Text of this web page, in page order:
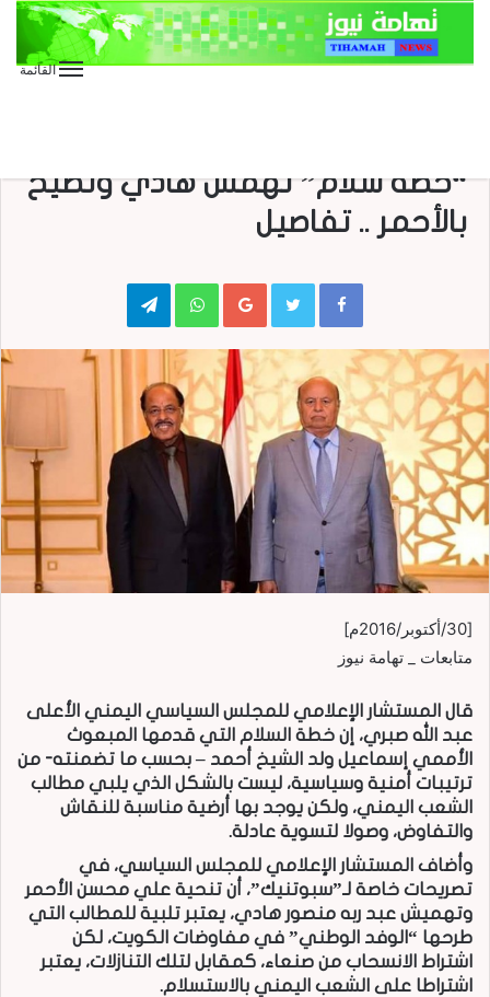
القائمة
“خطة سلام” تهمش هادي وتطيح
بالأحمر .. تفاصيل
Google+
WhatsApp
Telegram
[30/أكتوبر/2016م]
متابعات _ تهامة نيوز
قال المستشار الإعلامي للمجلس السياسي اليمني الأعلى
عبد الله صبري، إن خطة السلام التي قدمها المبعوث
الأممي إسماعيل ولد الشيخ أحمد – بحسب ما تضمنته- من
ترتيبات أمنية وسياسية، ليست بالشكل الذي يلبي مطالب
الشعب اليمني، ولكن يوجد بها أرضية مناسبة للنقاش
والتفاوض، وصولا لتسوية عادلة.
وأضاف المستشار الإعلامي للمجلس السياسي، في
تصريحات خاصة لـ”سبوتنيك”، أن تنحية علي محسن الأحمر
وتهميش عبد ربه منصور هادي، يعتبر تلبية للمطالب التي
طرحها “الوفد الوطني” في مفاوضات الكويت، لكن
اشتراط الانسحاب من صنعاء، كمقابل لتلك التنازلات، يعتبر
اشتراطا على الشعب اليمني بالاستسلام.